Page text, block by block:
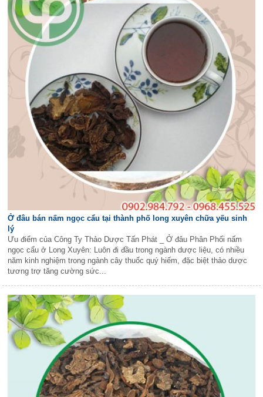
Ở đâu bán nấm ngọc cẩu tại thành phố long xuyên chữa yếu sinh
lý
Ưu điểm của Công Ty Thảo Dược Tấn Phát _ Ở đâu Phân Phối nấm
ngọc cẩu ở Long Xuyên: Luôn đi đầu trong ngành dược liệu, có nhiều
năm kinh nghiệm trong ngành cây thuốc quý hiếm, đặc biệt thảo dược
tương trợ tăng cường sức...